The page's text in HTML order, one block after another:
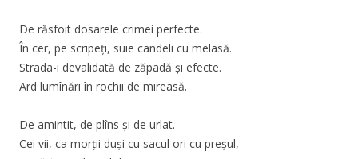
De răsfoit dosarele crimei perfecte.
În cer, pe scripeți, suie candeli cu melasă.
Strada-i devalidată de zăpadă și efecte.
Ard lumînări în rochii de mireasă.
De amintit, de plîns și de urlat.
Cei vii, ca morții duși cu sacul ori cu preșul,